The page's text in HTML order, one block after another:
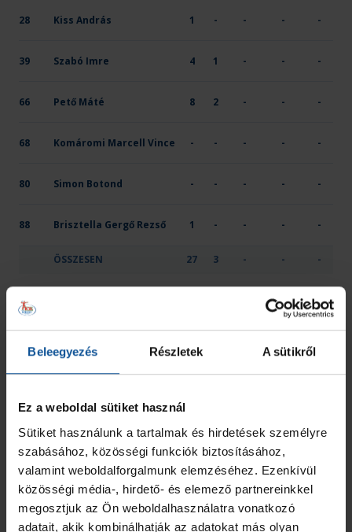
Beleegyezés Részletek A sütikről
Ez a weboldal sütiket használ
Sütiket használunk a tartalmak és hirdetések személyre
szabásához, közösségi funkciók biztosításához,
valamint weboldalforgalmunk elemzéséhez. Ezenkívül
közösségi média-, hirdető- és elemező partnereinkkel
megosztjuk az Ön weboldalhasználatra vonatkozó
adatait, akik kombinálhatják az adatokat más olyan
28 Kiss András 1 - - - -
39 Szabó Imre 4 1 - - -
66 Pető Máté 8 2 - - -
68 Komáromi Marcell Vince - - - - -
80 Simon Botond - - - - -
88 Brisztella Gergő Rezső 1 - - - -
ÖSSZESEN 27 3 - - -
PLER-Budapest
JEL KIZÁR MINŐSÍTÉSE
ÖSSZESEN 0 0 0
OTP Bank-Pick Szeged